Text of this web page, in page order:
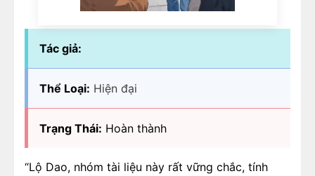
Tác giả:
Thể Loại: Hiện đại
Trạng Thái: Hoàn thành
“Lộ Dao, nhóm tài liệu này rất vững chắc, tính